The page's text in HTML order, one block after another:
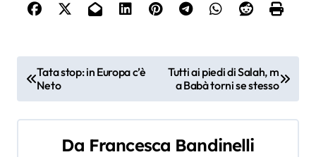
N
a
v
Tata stop: in Europa c’è
Neto
Tutti ai piedi di Salah, m
a Babà torni se stesso
Da Francesca Bandinelli